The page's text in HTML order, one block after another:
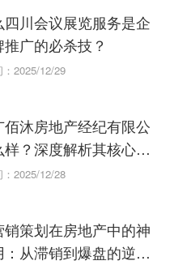
四川会议展览服务是企
广的必杀技？
2025/12/29
佰沐房地产经纪有限公
样？深度解析其核心业
务2025/12/28
销策划在房地产中的神
：从滞销到爆盘的逆转